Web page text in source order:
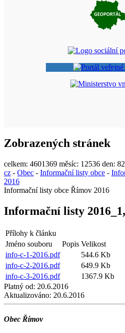
Zobrazených stránek
celkem: 4601369 měsíc: 12536 den:
cz - Obec - Informační listy obce -
2016
Informační listy obce Římov 2016
Informační listy
Přílohy k článku
Jméno souboru
Popis Velikost
info-c-1-2016.pdf
544.6 Kb
info-c-2-2016.pdf
649.9 Kb
info-c-3-2016.pdf
1367.9 Kb
Platný od: 20.6.2016
Aktualizováno: 20.6.2016
Obec Římov